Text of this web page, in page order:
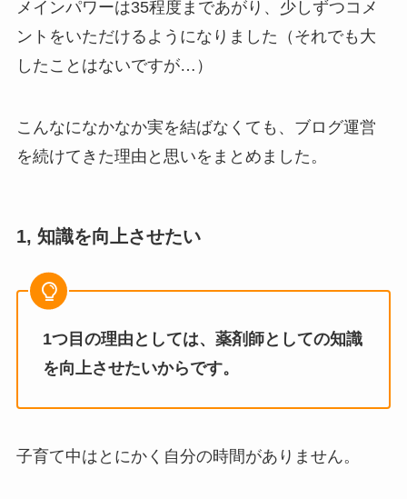
メインパワーは35程度まであがり、少しずつコメ
ントをいただけるようになりました（それでも大
したことはないですが…）
こんなになかなか実を結ばなくても、ブログ運営
を続けてきた理由と思いをまとめました。
1, 知識を向上させたい
1つ目の理由としては、薬剤師としての知識
を向上させたいからです。
子育て中はとにかく自分の時間がありません。